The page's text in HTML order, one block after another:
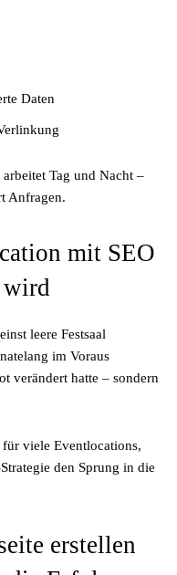
Daten
Tag und Nacht –
Anfragen.
mit SEO
wird
leere Festsaal
im Voraus
verändert hatte – sondern
für viele Eventlocations,
den Sprung in die
erstellen